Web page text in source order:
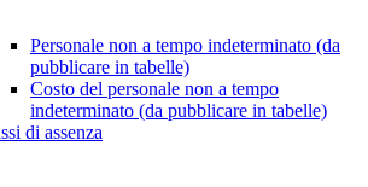
Personale non a tempo indeterminato (da
pubblicare in tabelle)
Costo del personale non a tempo
indeterminato (da pubblicare in tabelle)
di assenza